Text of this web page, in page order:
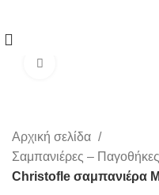
Αρχική σελίδα
Σαμπανιέρες –
Christofle σαμπανιέρα